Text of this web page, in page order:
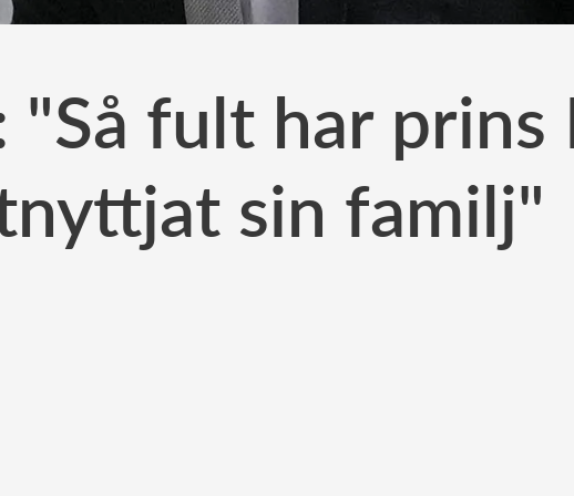
"Så fult har prins
sin familj"